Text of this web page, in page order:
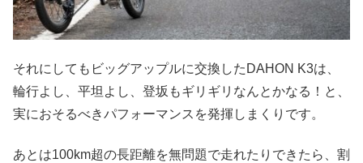
それにしてもビッグアップルに交換したDAHON K3は、
輪行よし、平坦よし、登坂もギリギリなんとかなる！と、
実におそるべきパフォーマンスを発揮しまくりです。
あとは100km超の長距離を無問題で走れたりできたら、割